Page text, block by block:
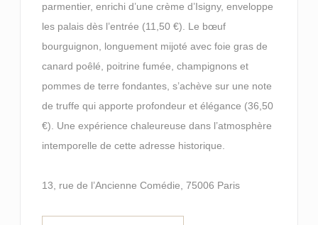
parmentier, enrichi d’une crème d’Isigny, enveloppe
les palais dès l’entrée (11,50 €). Le bœuf
bourguignon, longuement mijoté avec foie gras de
canard poêlé, poitrine fumée, champignons et
pommes de terre fondantes, s’achève sur une note
de truffe qui apporte profondeur et élégance (36,50
€). Une expérience chaleureuse dans l’atmosphère
intemporelle de cette adresse historique.
13, rue de l’Ancienne Comédie, 75006 Paris